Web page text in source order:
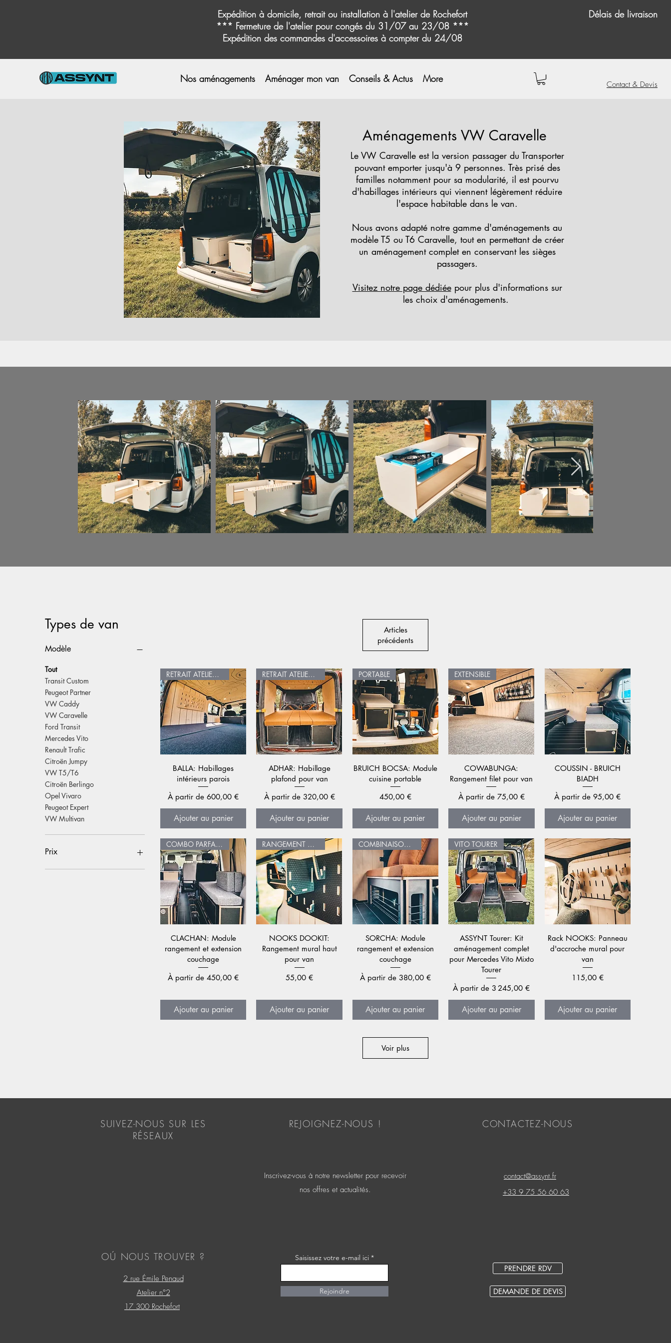
Expédition à domicile, retrait ou installation à l'atelier de Rochefort
*** Fermeture de l'atelier pour congés du 31/07 au 23/08 ***
Expédition des commandes d'accessoires à compter du 24/08
Délais de livraison
Nos aménagements Aménager mon van Conseils & Actus More
Contact & Devis
Aménagements VW Caravelle
Le VW Caravelle est la version passager du Transporter
pouvant emporter jusqu'à 9 personnes. Très prisé des
familles notamment pour sa modularité, il est pourvu
d'habillages intérieurs qui viennent légèrement réduire
l'espace habitable dans le van.
Nous avons adapté notre gamme d'aménagements au
modèle T5 ou T6 Caravelle, tout en permettant de créer
un aménagement complet en conservant les sièges
passagers.
Visitez notre page dédiéepour plus d'informations sur
les choix d'aménagements.
Types de van
Modèle
Tout
Transit Custom
Peugeot Partner
VW Caddy
VW Caravelle
Ford Transit
Mercedes Vito
Renault Trafic
Citroën Jumpy
VW T5/T6
Citroën Berlingo
Opel Vivaro
Peugeot Expert
VW Multivan
Prix
Articles
précédents
Aperçu rapide
RETRAIT ATELIER UNIQUEMENT
BALLA: Habillages
intérieurs parois
À partir de600,00 €
Prix promotionnel
Ajouter au panier
Aperçu rapide
RETRAIT ATELIER UNIQUEMENT
ADHAR: Habillage
plafond pour van
À partir de 320,00 €
Prix promotionnel
Ajouter au panier
Aperçu rapide
PORTABLE
BRUICH BOCSA: Module
cuisine portable
Prix
450,00 €
Ajouter au panier
Aperçu rapide
EXTENSIBLE
COWABUNGA:
Rangement filet pour van
À partir de 75,00 €
Prix promotionnel
Ajouter au panier
Aperçu rapide
COUSSIN - BRUICH
BIADH
À partir de95,00 €
Prix promotionnel
Ajouter au panier
Aperçu rapide
COMBO PARFAIT AVEC LE TORRIDON
CLACHAN: Module
rangement et extension
couchage
À partir de450,00 €
Prix promotionnel
Ajouter au panier
Aperçu rapide
RANGEMENT HAUT
NOOKS DOOKIT:
Rangement mural haut
pour van
Prix
55,00 €
Ajouter au panier
Aperçu rapide
COMBINAISON LIT PEIGNE
SORCHA: Module
rangement et extension
couchage
À partir de 380,00 €
Prix promotionnel
Ajouter au panier
Aperçu rapide
VITO TOURER
ASSYNT Tourer: Kit
aménagement complet
pour Mercedes Vito Mixto
Tourer
À partir de 3 245,00 €
Prix promotionnel
Ajouter au panier
Aperçu rapide
Rack NOOKS: Panneau
d'accroche mural pour
van
Prix
115,00 €
Ajouter au panier
Voir plus
SUIVEZ-NOUS SUR LES
RÉSEAUX
OÚ NOUS TROUVER ?
2 rue Émile Penaud
Atelier n°2
17 300 Rochefort
REJOIGNEZ-NOUS !
Inscrivez-vous à notre newsletter pour recevoir
nos offres et actualités.
Saisissez votre e-mail ici
Rejoindre
CONTACTEZ-NOUS
contact@assynt.fr
+33 9 75 56 60 63
PRENDRE RDV
DEMANDE DE DEVIS